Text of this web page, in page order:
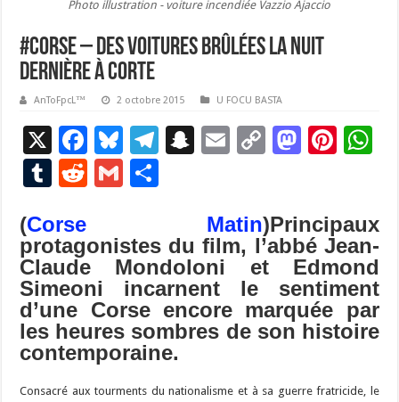
Photo illustration - voiture incendiée Vazzio Ajaccio
#Corse – Des voitures brûlées la nuit
dernière à Corte
AnToFpcL™ 2 octobre 2015 U FOCU BASTA
X
F
ac
e
o
o
k
Bl
u
es
T
a
m
S
p
c
h
at
E
l
C
y
Li
n
k
M
d
o
n
Pi
es
t
p
p
T
m
bl
r
R
di
t
G
ai
l
ta
g
er
(Corse Matin)Principaux
protagonistes du film, l’abbé Jean-
Claude Mondoloni et Edmond
Simeoni incarnent le sentiment
d’une Corse encore marquée par
les heures sombres de son histoire
contemporaine.
Consacré aux tourments du nationalisme et à sa guerre fratricide, le